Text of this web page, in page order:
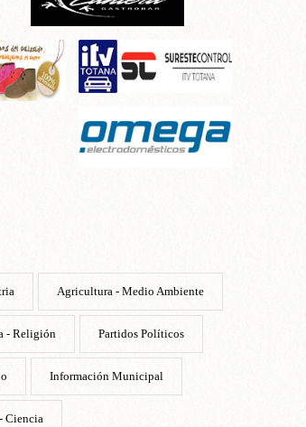
Agricultura - Medio Ambiente
- Religión Partidos Políticos
Información Municipal
Ciencia